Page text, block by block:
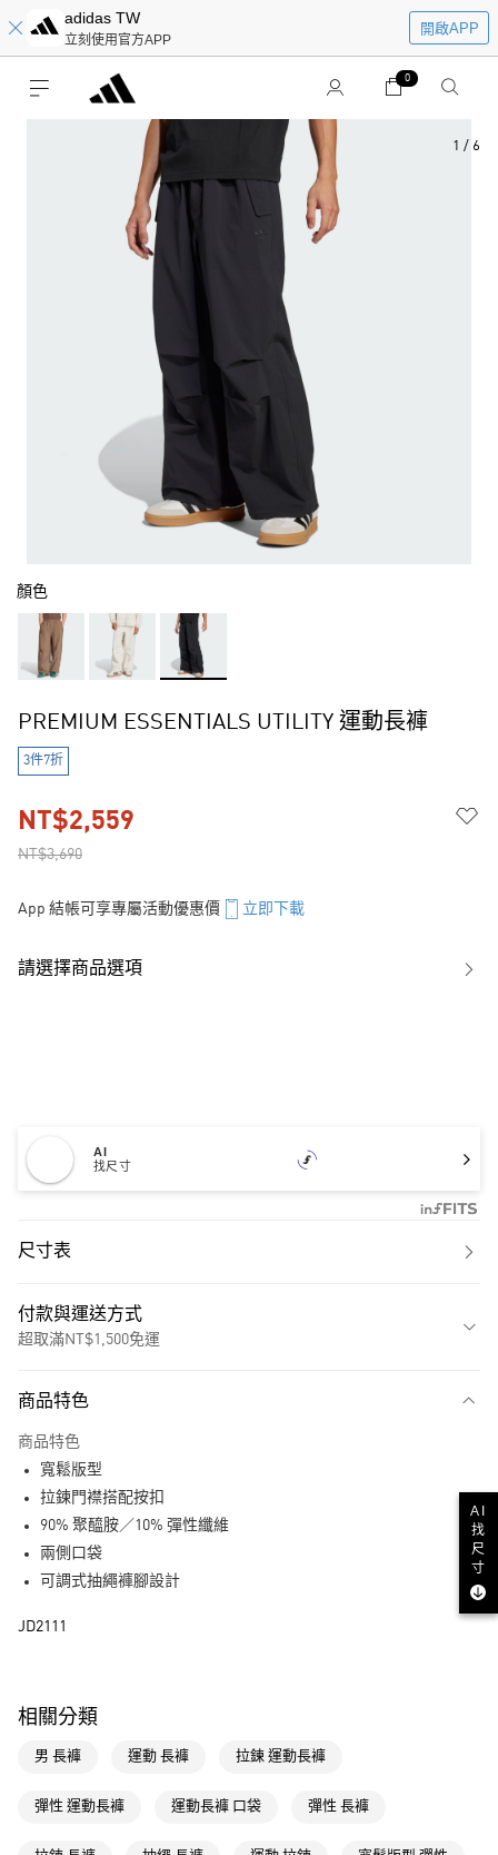
adidas TW
立刻使用官方APP
開啟APP
0
1 / 6
顏色
PREMIUM ESSENTIALS UTILITY 運動長褲
3件7折
NT$3,690
NT$2,559
App 結帳可享專屬活動優惠價 立即下載
請選擇商品選項
AI
找尺寸
尺寸表
付款與運送方式
超取滿NT$1,500免運
LINE Pay
全家取貨付款
付款後全家取貨
每筆NT$80，滿NT$1,500(含以上)免運費
付款後萊爾富取貨
商品特色
商品特色
寬鬆版型
拉鍊門襟搭配按扣
90% 聚醯胺／10% 彈性纖維
兩側口袋
可調式抽繩褲腳設計
JD2111
相關分類
男 長褲 運動 長褲 拉鍊 運動長褲
彈性 運動長褲 運動長褲 口袋 彈性 長褲
AI
找
尺
寸